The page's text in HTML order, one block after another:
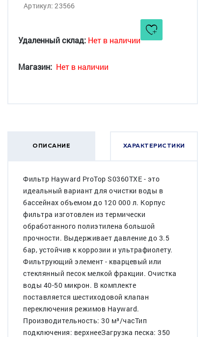
Артикул: 23566
Удаленный склад: Нет в наличии
Магазин: Нет в наличии
ОПИСАНИЕ ХАРАКТЕРИСТИКИ
Фильтр Hayward ProTop S0360TXE - это
идеальный вариант для очистки воды в
бассейнах объемом до 120 000 л. Корпус
фильтра изготовлен из термически
обработанного полиэтилена большой
прочности. Выдерживает давление до 3.5
бар, устойчив к коррозии и ультрафиолету.
Фильтрующий элемент - кварцевый или
стеклянный песок мелкой фракции. Очистка
воды 40-50 микрон. В комплекте
поставляется шестиходовой клапан
переключения режимов Hayward.
Производительность: 30 м³/часТип
подключения: верхнееЗагрузка песка: 350